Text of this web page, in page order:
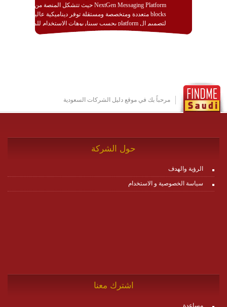
NextGen Messaging Platform حيث تتشكل المنصة من
blocks متعددة ومتخصصة ومستقلة توفر ديناميكية عالية
لتصميم ال platform بحسب سيناريوهات الاستخدام للمنصة
وتتوافق مع النشر والاستثمار ضمن بيئة استضافة dedicated
http://www.plutosms.com/zagel
مرحباً بك في موقع دليل الشركات السعودية
حول الشركة
الرؤية والهدف
سياسة الخصوصية و الاستخدام
اشترك معنا
مساعدة